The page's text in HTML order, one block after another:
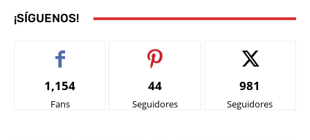
¡SÍGUENOS!
1,154
Fans
44
Seguidores
981
Seguidores